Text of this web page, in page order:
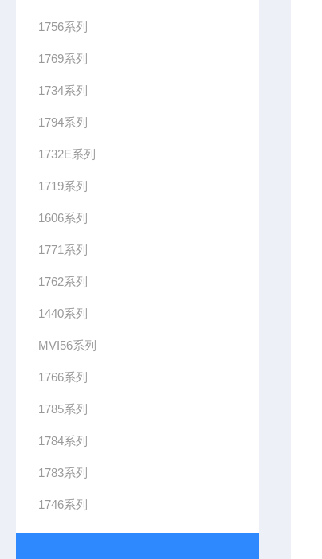
1756系列
1769系列
1734系列
1794系列
1732E系列
1719系列
1606系列
1771系列
1762系列
1440系列
MVI56系列
1766系列
1785系列
1784系列
1783系列
1746系列